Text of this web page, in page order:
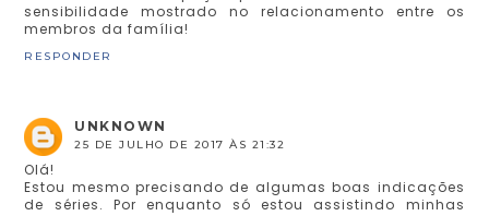
sensibilidade mostrado no relacionamento entre os
membros da família!
RESPONDER
UNKNOWN
25 DE JULHO DE 2017 ÀS 21:32
Olá!
Estou mesmo precisando de algumas boas indicações
de séries. Por enquanto só estou assistindo minhas